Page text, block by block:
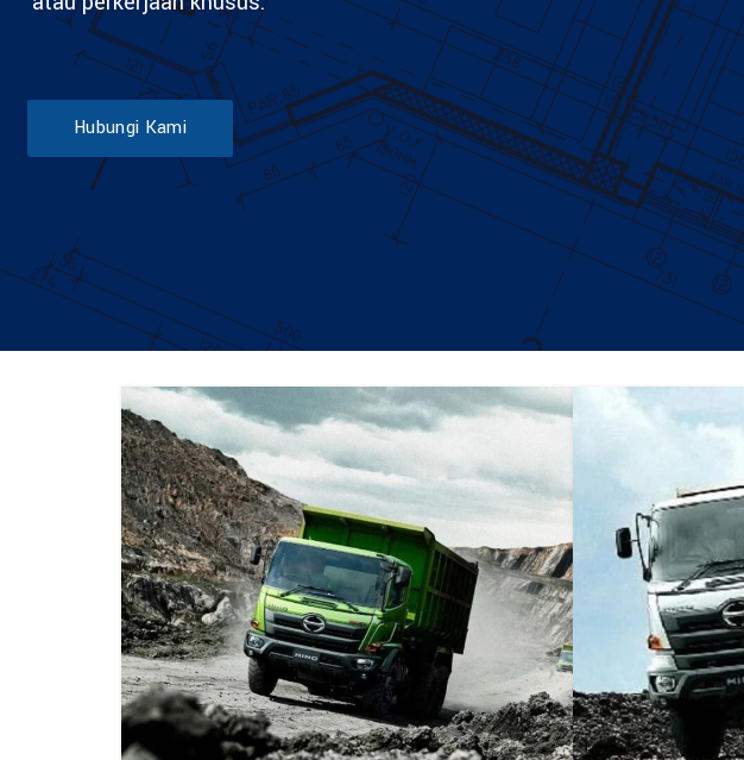
Hubungi Kami
DUMP TRUCK TOOLS
HINO FM 285 JD – Euro2
Find Out More
DUMP TRUCK
HINO
Find Out